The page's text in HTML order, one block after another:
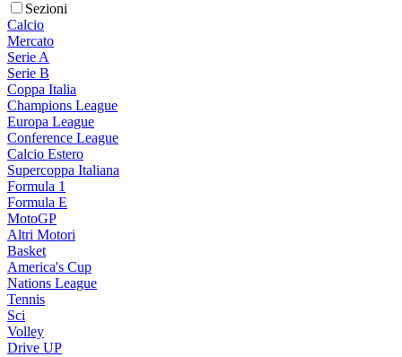
Sezioni
Calcio
Mercato
Serie A
Serie B
Coppa Italia
Champions League
Europa League
Conference League
Calcio Estero
Supercoppa Italiana
Formula 1
Formula E
MotoGP
Altri Motori
Basket
America's Cup
Nations League
Tennis
Sci
Volley
Drive UP